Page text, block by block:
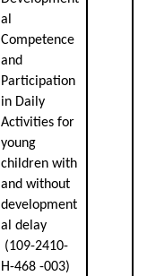
al
Competence
and
Participation
in Daily
Activities for
young
children with
and without
development
al delay
(109-2410-
H-468 -003)